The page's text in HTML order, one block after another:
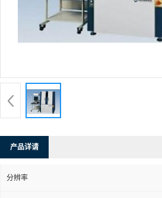
产品详请
分辨率